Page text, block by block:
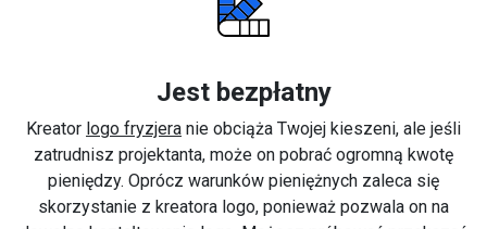
Jest bezpłatny
Kreator logo fryzjera nie obciąża Twojej kieszeni, ale jeśli
zatrudnisz projektanta, może on pobrać ogromną kwotę
pieniędzy. Oprócz warunków pieniężnych zaleca się
skorzystanie z kreatora logo, ponieważ pozwala on na